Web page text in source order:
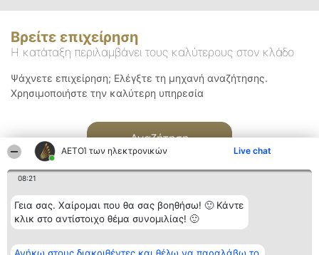
ΑΕΤΟΊ των ηλεκτρονικών Live chat
08:21
Γεια σας. Χαίρομαι που θα σας βοηθήσω! 🙂 Κάντε
κλικ στο αντίστοιχο θέμα συνομιλίας! 🙂
Βρείτε επιχείρηση
Η κατάταξη περιλαμβάνει τους καλύτερους στον κλάδο
Ψάχνετε επιχείρηση; Ελέγξτε τη μηχανή αναζήτησης.
Χρησιμοποιήστε την καλύτερη υπηρεσία
Αναζήτηση
Διοργανωτής της
κατάταξης
Κατάταξη
Διακριθέντες
Επικοινωνία
Επικοινωνία